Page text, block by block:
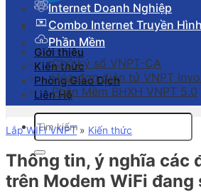
Giới thiệu
Kiến thức
Phòng Giao Dịch
Liên Hệ
Tìm
kiếm:
Internet Doanh Nghiệp
Combo Internet Truyền Hình
Phần Mềm
Chữ ký số VNPT-CA
Hóa đơn điên tử VNPT
Phần Mềm BHXH VNPT 5.0
Lắp WIFI VNPT» Kiến thức
Thông tin, ý nghĩa các
trên Modem WiFi đang